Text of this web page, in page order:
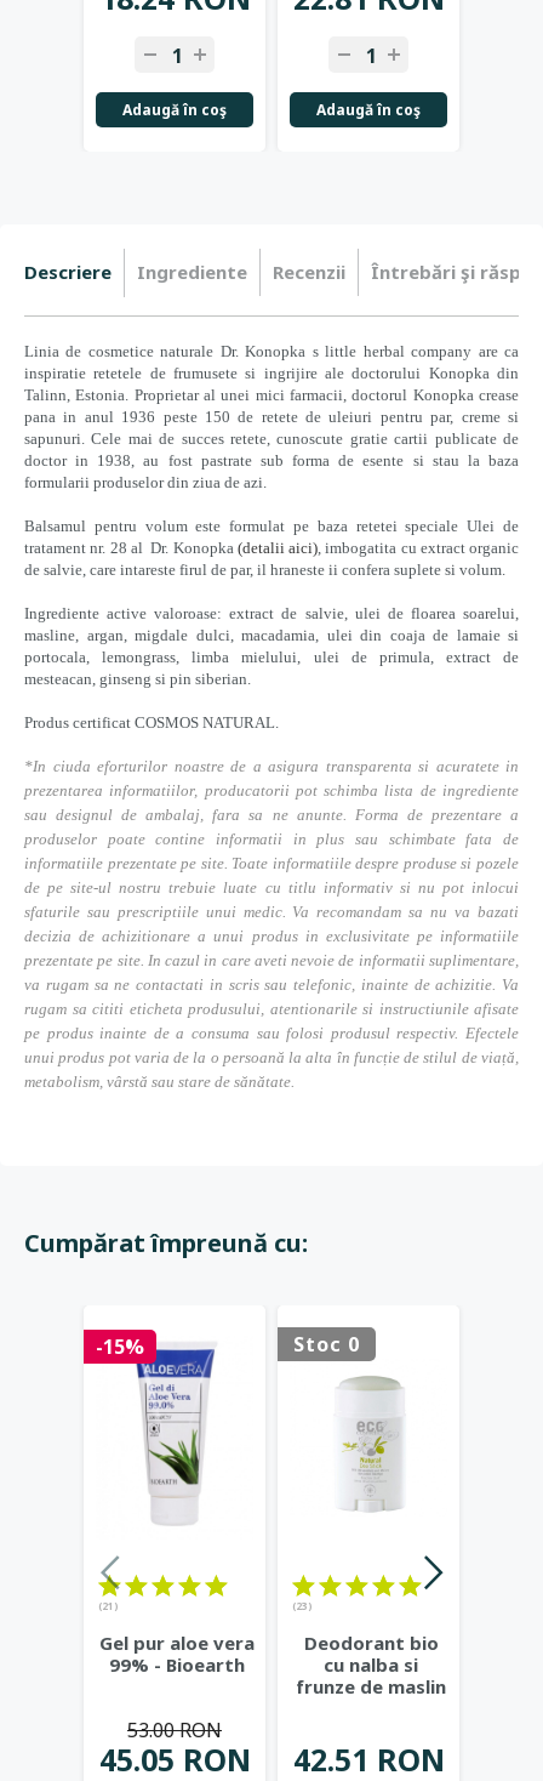
Adaugă în coş Adaugă în coş
Descriere Ingrediente Recenzii Întrebări şi
Linia de cosmetice naturale Dr. Konopka s little herbal company are ca
inspiratie retetele de frumusete si ingrijire ale doctorului Konopka din
Talinn, Estonia. Proprietar al unei mici farmacii, doctorul Konopka crease
pana in anul 1936 peste 150 de retete de uleiuri pentru par, creme si
sapunuri. Cele mai de succes retete, cunoscute gratie cartii publicate de
doctor in 1938, au fost pastrate sub forma de esente si stau la baza
formularii produselor din ziua de azi.
Balsamul pentru volum este formulat pe baza retetei speciale Ulei de
tratament nr. 28 al Dr. Konopka (detalii aici), imbogatita cu extract organic
de salvie, care intareste firul de par, il hraneste ii confera suplete si volum.
Ingrediente active valoroase: extract de salvie, ulei de floarea soarelui,
masline, argan, migdale dulci, macadamia, ulei din coaja de lamaie si
portocala, lemongrass, limba mielului, ulei de primula, extract de
mesteacan, ginseng si pin siberian.
Produs certificat COSMOS NATURAL.
*In ciuda eforturilor noastre de a asigura transparenta si acuratete in
prezentarea informatiilor, producatorii pot schimba lista de ingrediente
sau designul de ambalaj, fara sa ne anunte. Forma de prezentare a
produselor poate contine informatii in plus sau schimbate fata de
informatiile prezentate pe site. Toate informatiile despre produse si pozele
de pe site-ul nostru trebuie luate cu titlu informativ si nu pot inlocui
sfaturile sau prescriptiile unui medic. Va recomandam sa nu va bazati
decizia de achizitionare a unui produs in exclusivitate pe informatiile
prezentate pe site. In cazul in care aveti nevoie de informatii suplimentare,
va rugam sa ne contactati in scris sau telefonic, inainte de achizitie. Va
rugam sa cititi eticheta produsului, atentionarile si instructiunile afisate
pe produs inainte de a consuma sau folosi produsul respectiv. Efectele
unui produs pot varia de la o persoană la alta în funcție de stilul de viață,
metabolism, vârstă sau stare de sănătate.
Cumpărat împreună cu:
-15%
(21)
Gel pur aloe vera
99% - Bioearth
45.05 RON
53.00 RON
Stoc 0
(23)
Deodorant bio
cu nalba si
frunze de maslin
42.51 RON